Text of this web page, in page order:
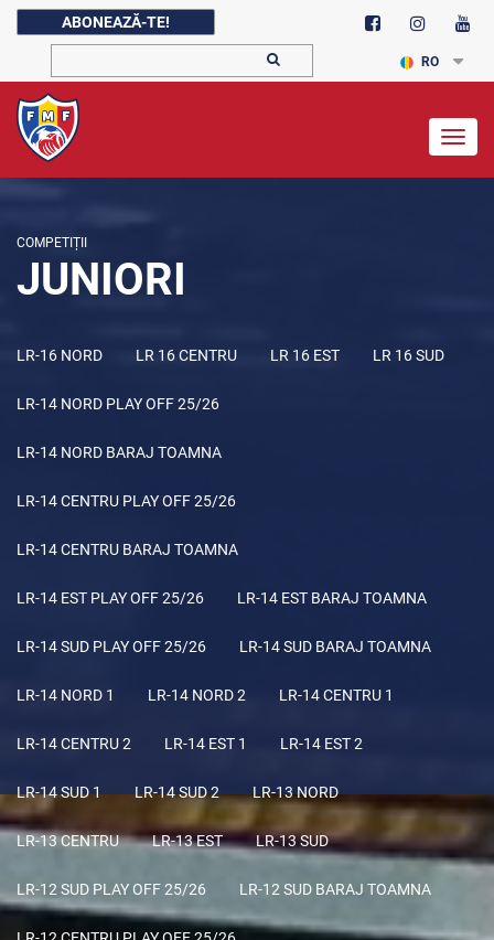
ABONEAZĂ-TE!
RO
COMPETIȚII
JUNIORI
LR-16 NORD LR 16 CENTRU LR 16 EST LR 16 SUD
LR-14 NORD PLAY OFF 25/26
LR-14 NORD BARAJ TOAMNA
LR-14 CENTRU PLAY OFF 25/26
LR-14 CENTRU BARAJ TOAMNA
LR-14 EST PLAY OFF 25/26 LR-14 EST BARAJ TOAMNA
LR-14 SUD PLAY OFF 25/26 LR-14 SUD BARAJ TOAMNA
LR-14 NORD 1 LR-14 NORD 2 LR-14 CENTRU 1
LR-14 CENTRU 2 LR-14 EST 1 LR-14 EST 2
LR-14 SUD 1 LR-14 SUD 2 LR-13 NORD
LR-13 CENTRU LR-13 EST LR-13 SUD
LR-12 SUD PLAY OFF 25/26 LR-12 SUD BARAJ TOAMNA